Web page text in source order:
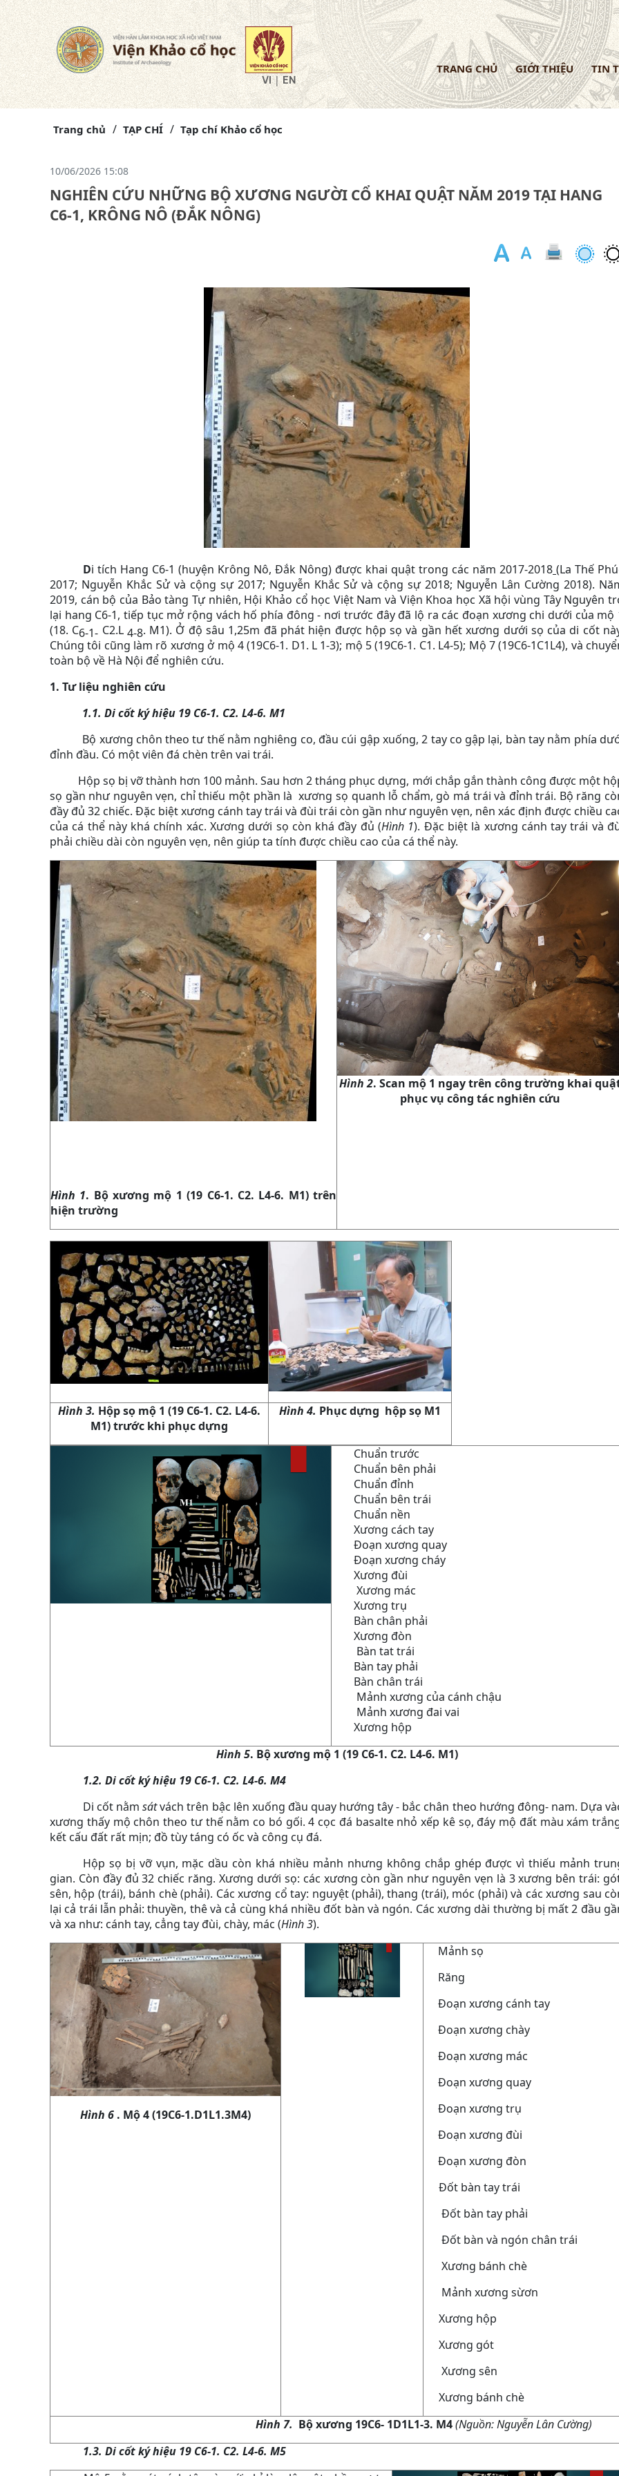
VI|EN
TRANG CHỦ GIỚI THIỆU TIN
Trang chủ TẠP CHÍ Tạp chí Khảo cổ học
10/06/2026 15:08
NGHIÊN CỨU NHỮNG BỘ XƯƠNG NGƯỜI CỔ KHAI QUẬT NĂM 2019 TẠI HANG
C6-1, KRÔNG NÔ (ĐẮK NÔNG)
Di tích Hang C6-1 (huyện Krông Nô, Đắk Nông) được khai quật trong các năm 2017-2018 (La Thế
2017; Nguyễn Khắc Sử và cộng sự 2017; Nguyễn Khắc Sử và cộng sự 2018; Nguyễn Lân Cường 2018).
2019, cán bộ của Bảo tàng Tự nhiên, Hội Khảo cổ học Việt Nam và Viện Khoa học Xã hội vùng Tây Nguyên
lại hang C6-1, tiếp tục mở rộng vách hố phía đông - nơi trước đây đã lộ ra các đoạn xương chi dưới của mộ
(18. C6-1- C2.L 4-8. M1). Ở độ sâu 1,25m đã phát hiện được hộp sọ và gần hết xương dưới sọ của di cốt
Chúng tôi cũng làm rõ xương ở mộ 4 (19C6-1. D1. L 1-3); mộ 5 (19C6-1. C1. L4-5); Mộ 7 (19C6-1C1L4), và
toàn bộ về Hà Nội để nghiên cứu.
1. Tư liệu nghiên cứu
1.1. Di cốt ký hiệu 19 C6-1. C2. L4-6. M1
Bộ xương chôn theo tư thế nằm nghiêng co, đầu cúi gập xuống, 2 tay co gập lại, bàn tay nằm phía
đỉnh đầu. Có một viên đá chèn trên vai trái.
Hộp sọ bị vỡ thành hơn 100 mảnh. Sau hơn 2 tháng phục dựng, mới chắp gắn thành công được một
sọ gần như nguyên vẹn, chỉ thiếu một phần là xương sọ quanh lỗ chẩm, gò má trái và đỉnh trái. Bộ răng
đầy đủ 32 chiếc. Đặc biệt xương cánh tay trái và đùi trái còn gần như nguyên vẹn, nên xác định được chiều
của cá thể này khá chính xác. Xương dưới sọ còn khá đầy đủ (Hình 1). Đặc biệt là xương cánh tay trái và
phải chiều dài còn nguyên vẹn, nên giúp ta tính được chiều cao của cá thể này.
Hình 1. Bộ xương mộ 1 (19 C6-1. C2. L4-6. M1) trên
hiện trường
Hình 2. Scan mộ 1 ngay trên công trường khai
phục vụ công tác nghiên cứu
Hình 3. Hộp sọ mộ 1 (19 C6-1. C2. L4-6.
M1) trước khi phục dựng
Hình 4. Phục dựng hộp sọ M1
Chuẩn trước
Chuẩn bên phải
Chuẩn đỉnh
Chuẩn bên trái
Chuẩn nền
Xương cách tay
Đoạn xương quay
Đoạn xương cháy
Xương đùi
Xương mác
Xương trụ
Bàn chân phải
Xương đòn
Bàn tat trái
Bàn tay phải
Bàn chân trái
Mảnh xương của cánh chậu
Mảnh xương đai vai
Xương hộp
Hình 5. Bộ xương mộ 1 (19 C6-1. C2. L4-6. M1)
1.2. Di cốt ký hiệu 19 C6-1. C2. L4-6. M4
Di cốt nằmsátvách trên bậc lên xuống đầu quay hướng tây - bắc chân theo hướng đông- nam. Dựa
xương thấy mộ chôn theo tư thế nằm co bó gối. 4 cọc đá basalte nhỏ xếp kê sọ, đáy mộ đất màu xám
kết cấu đất rất mịn; đồ tùy táng có ốc và công cụ đá.
Hộp sọ bị vỡ vụn, mặc dầu còn khá nhiều mảnh nhưng không chắp ghép được vì thiếu mảnh
gian. Còn đầy đủ 32 chiếc răng. Xương dưới sọ: các xương còn gần như nguyên vẹn là 3 xương bên trái:
sên, hộp (trái), bánh chè (phải). Các xương cổ tay: nguyệt (phải), thang (trái), móc (phải) và các xương sau
lại cả trái lẫn phải: thuyền, thê và cả cùng khá nhiều đốt bàn và ngón. Các xương dài thường bị mất 2 đầu
và xa như: cánh tay, cẳng tay đùi, chày, mác (Hình 3).
Hình 6 . Mộ 4 (19C6-1.D1L1.3M4)
Mảnh sọ
Răng
Đoạn xương cánh tay
Đoạn xương chày
Đoạn xương mác
Đoạn xương quay
Đoạn xương trụ
Đoạn xương đùi
Đoạn xương đòn
Đốt bàn tay trái
Đốt bàn tay phải
Đốt bàn và ngón chân trái
Xương bánh chè
Mảnh xương sừơn
Xương hộp
Xương gót
Xương sên
Xương bánh chè
Hình 7. Bộ xương 19C6- 1D1L1-3. M4(Nguồn: Nguyễn Lân Cường)
1.3. Di cốt ký hiệu 19 C6-1. C2. L4-6. M5